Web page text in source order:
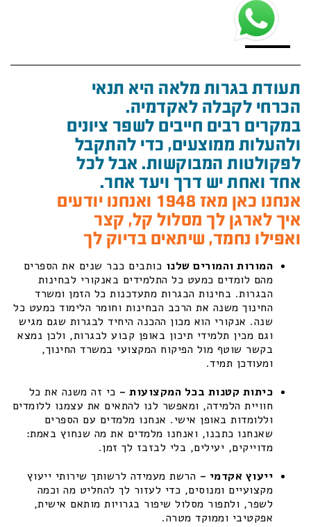
תעודת בגרות מלאה היא תנאי
הכרחי לקבלה לאקדמיה.
במקרים רבים חייבים לשפר ציונים
ולהעלות ממוצעים, כדי להתקבל
לפקולטות המבוקשות. אבל לכל
אחד ואחת יש דרך ויעד אחר.
אנחנו כאן מאז 1948 ואנחנו יודעים
איך לארגן לך מסלול קל, קצר
ואפילו נחמד, שיתאים בדיוק לך
המורות והמורים שלנו כותבים כבר שנים את הספרים
מהם לומדים כמעט כל התלמידים באנקורי לבחינות
הבגרות. בחינות הבגרות מתעדכנות כל הזמן ומשרד
החינוך משנה את הרכב הבחינות וחומר הלימוד כמעט כל
שנה. אנקורי הוא מכון ההכנה היחיד לבגרות שגם מגיש
וגם מכין תלמידי תיכון באופן קבוע לבגרות, ולכן נמצא
בקשר שוטף מול הפיקוח המקצועי במשרד החינוך,
ומעודכן תמיד.
כיתות קטנות בכל המקצועות – כי זה משנה את כל
חוויית הלמידה, ומאפשר לנו להתאים את עצמנו ללומדים
וללומדות באופן אישי. אנחנו מלמדים עם הספרים
שאנחנו כתבנו, ואנחנו מלמדים את מה שנחוץ באמת:
מדוייקים, יעילים, בלי לבזבז לך זמן.
ייעוץ אקדמי – הרשת מעמידה לרשותך שירותי ייעוץ
מקצועיים ומנוסים, כדי לעזור לך להחליט מה וכמה
לשפר, ולתפור מסלול שיפור בגרויות מותאם אישית,
אפקטיבי וממוקד מטרה.